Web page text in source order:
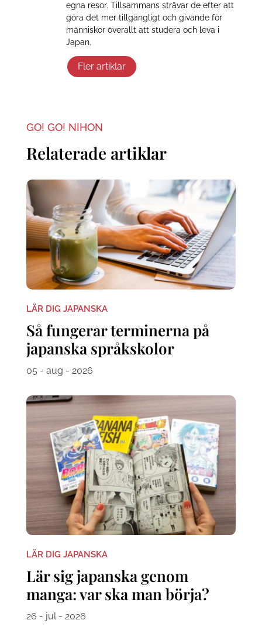
egna resor. Tillsammans strävar de efter att
göra det mer tillgängligt och givande för
människor överallt att studera och leva i
Japan.
Fler artiklar
GO! GO! NIHON
Relaterade artiklar
LÄR DIG JAPANSKA
Så fungerar terminerna på
japanska språkskolor
05 - aug - 2026
LÄR DIG JAPANSKA
Lär sig japanska genom
manga: var ska man börja?
26 - jul - 2026